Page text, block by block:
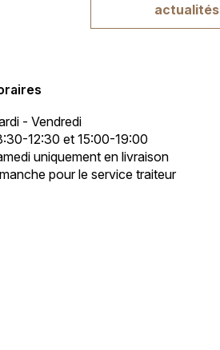
actualités
- Vendredi
12:30 et 15:00-19:00
uniquement en livraison
pour le service traiteur